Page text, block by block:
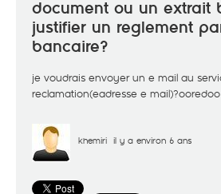
document ou un extrait
justifier un reglement
bancaire?
je voudrais envoyer un e mail au
reclamation(eadresse e mail)?ooredoo
khemiri il y a environ 6 ans